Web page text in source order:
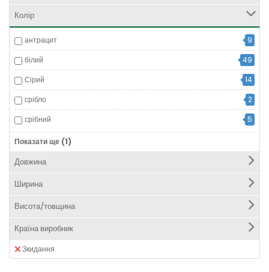
Колір
антрацит
9
білий
49
Сірий
14
срібло
2
срібний
5
хром
Показати ще (1)
Довжина
Ширина
Висота/товщина
Країна виробник
Зкидання